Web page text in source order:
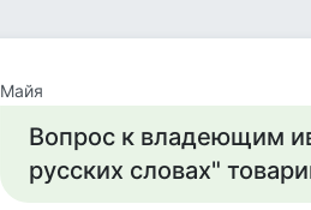
Майя
Вопрос к владеющим